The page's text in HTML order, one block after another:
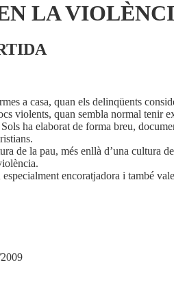
LA
a casa, quan els delinqüents
violents, quan sembla normal tenir
ha elaborat de forma breu,
de la pau, més enllà d’una cultura
encoratjadora i també